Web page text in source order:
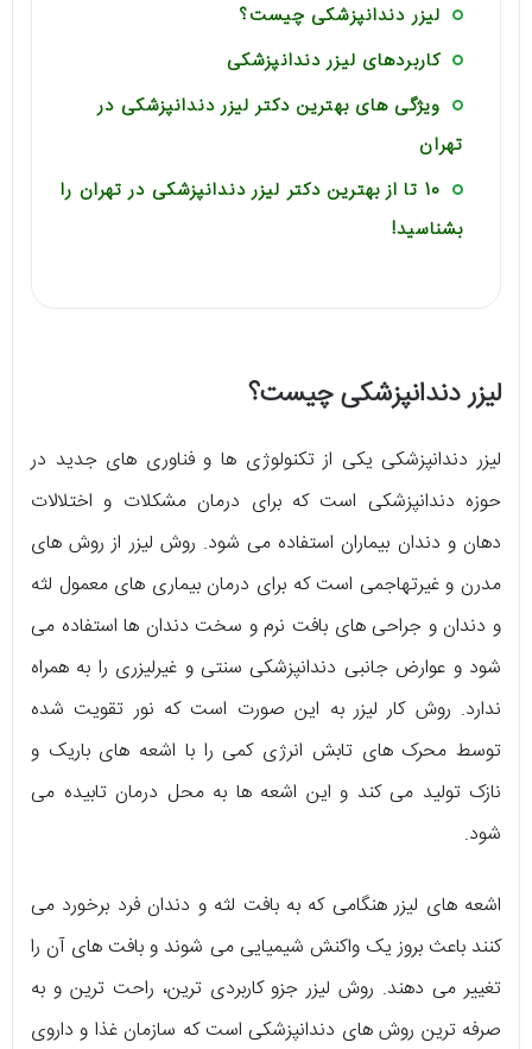
لیزر دندانپزشکی چیست؟
کاربردهای لیزر دندانپزشکی
ویژگی های بهترین دکتر لیزر دندانپزشکی در
تهران
10 تا از بهترین دکتر لیزر دندانپزشکی در تهران را
بشناسید!
لیزر دندانپزشکی چیست؟
لیزر دندانپزشکی یکی از تکنولوژی ها و فناوری های جدید در
حوزه دندانپزشکی است که برای درمان مشکلات و اختلالات
دهان و دندان بیماران استفاده می شود. روش لیزر از روش های
مدرن و غیرتهاجمی است که برای درمان بیماری های معمول لثه
و دندان و جراحی های بافت نرم و سخت دندان ها استفاده می
شود و عوارض جانبی دندانپزشکی سنتی و غیرلیزری را به همراه
ندارد. روش کار لیزر به این صورت است که نور تقویت شده
توسط محرک های تابش انرژی کمی را با اشعه های باریک و
نازک تولید می کند و این اشعه ها به محل درمان تابیده می
شود.
اشعه های لیزر هنگامی که به بافت لثه و دندان فرد برخورد می
کنند باعث بروز یک واکنش شیمیایی می شوند و بافت های آن را
تغییر می دهند. روش لیزر جزو کاربردی ترین، راحت ترین و به
صرفه ترین روش های دندانپزشکی است که سازمان غذا و داروی